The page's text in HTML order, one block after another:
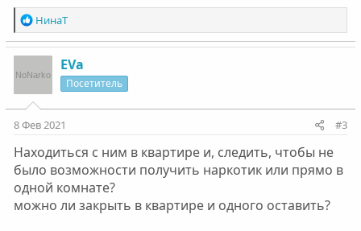
Р
е
а
ц
и
и
:
НинаТ
EVa
Посетитель
8 Фев 2021 #3
Находиться с ним в квартире и, следить, чтобы не
было возможности получить наркотик или прямо в
одной комнате?
можно ли закрыть в квартире и одного оставить?